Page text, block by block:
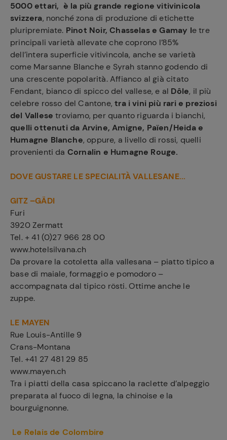
5000 ettari, è la più grande regione vitivinicola
svizzera, nonché zona di produzione di etichette
pluripremiate. Pinot Noir, Chasselas e Gamay le tre
principali varietà allevate che coprono l’85%
dell’intera superficie vitivincola, anche se varietà
come Marsanne Blanche e Syrah stanno godendo di
una crescente popolarità. Affianco al già citato
Fendant, bianco di spicco del vallese, e al Dôle, il più
celebre rosso del Cantone,tra i vini più rari e preziosi
del Vallese troviamo, per quanto riguarda i bianchi,
quelli ottenuti da Arvine, Amigne, Païen/Heida e
Humagne Blanche, oppure, a livello di rossi, quelli
provenienti da Cornalin e Humagne Rouge.
DOVE GUSTARE LE SPECIALITÀ VALLESANE...
GITZ –GÄDI
Furi
3920 Zermatt
Tel. + 41 (0)27 966 28 00
www.hotelsilvana.ch
Da provare la cotoletta alla vallesana – piatto tipico a
base di maiale, formaggio e pomodoro –
accompagnata dal tipico rösti. Ottime anche le
zuppe.
LE MAYEN
Rue Louis-Antille 9
Crans-Montana
Tel. +41 27 481 29 85
www.mayen.ch
Tra i piatti della casa spiccano la raclette d’alpeggio
preparata al fuoco di legna, la chinoise e la
bourguignonne.
Le Relais de Colombire